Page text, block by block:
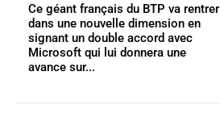
Ce géant français du BTP va rentrer
dans une nouvelle dimension en
signant un double accord avec
Microsoft qui lui donnera une
avance sur...